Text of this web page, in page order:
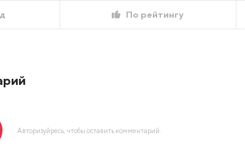
По рейтингу
Авторизуйресь, чтобы оставить комментарий.